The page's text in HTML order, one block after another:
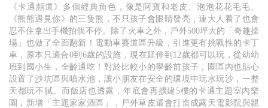
《卡通頻道》多個經典角色，像是阿寶和老皮、泡泡花花毛毛、
《熊熊遇見你》的三隻熊，不只孩子會眼睛發亮，連大人看了也會
忍不住拿出手機拍個不停。除了火車之外，戶外500坪大的「奇趣操
場」也做了全面翻新！電動車賽道區升級，引進更有挑戰性的卡丁
車，原本只適合0到6歲的設施，現在延伸到12歲都可以玩，從幼幼
班到國小生，全齡通吃！對於比較小的學齡前孩子，園區內也貼心
設置了沙坑區與噴水池，讓小朋友在安全的環境中玩水玩沙，一整
天都玩不膩。而飯店也透露，年底會再擴建5樓的卡通主題室內樂
園，新增「主題家家酒區」，戶外草皮還會打造成露天電影院與親